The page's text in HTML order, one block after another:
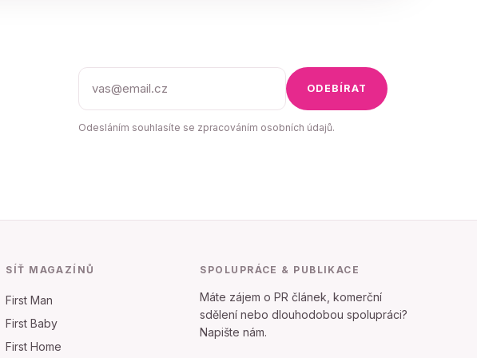
ODEBÍRAT
Odesláním souhlasíte se zpracováním osobních údajů.
SÍŤ MAGAZÍNŮ
First Man
First Baby
First Home
SPOLUPRÁCE & PUBLIKACE
Máte zájem o PR článek, komerční
sdělení nebo dlouhodobou spolupráci?
Napište nám.